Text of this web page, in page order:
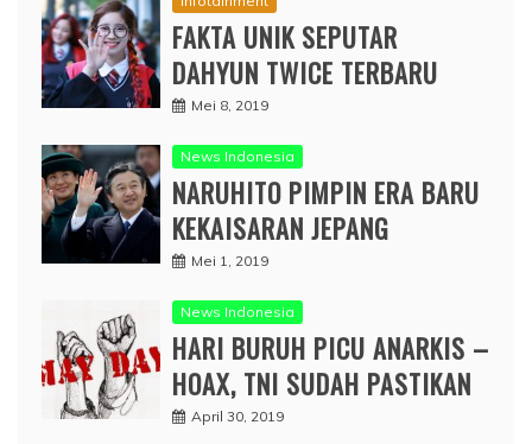
FAKTA UNIK SEPUTAR
DAHYUN TWICE TERBARU
Mei 8, 2019
News Indonesia
NARUHITO PIMPIN ERA BARU
KEKAISARAN JEPANG
Mei 1, 2019
News Indonesia
HARI BURUH PICU ANARKIS –
HOAX, TNI SUDAH PASTIKAN
April 30, 2019